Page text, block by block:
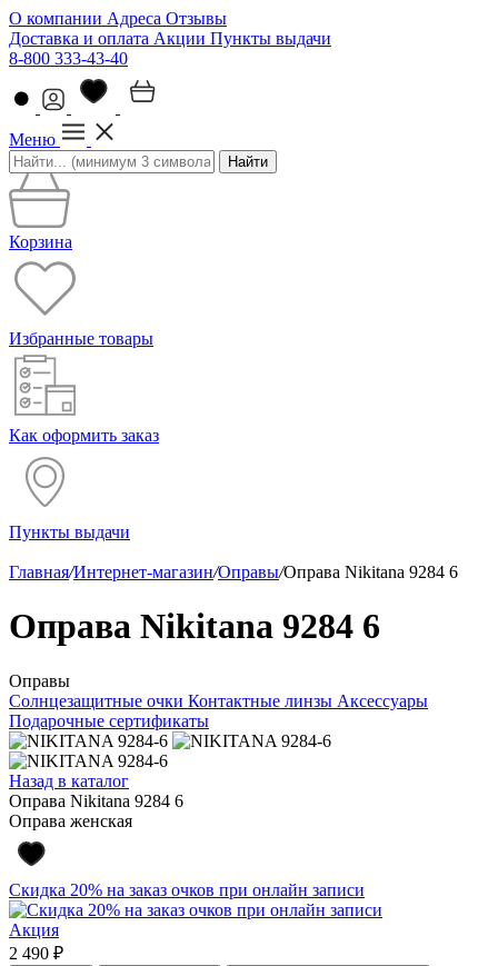
О компании Адреса Отзывы
Доставка и оплата Акции Пункты выдачи
8-800 333-43-40
Меню
Найти
Корзина
Избранные товары
Как оформить заказ
Пункты выдачи
Главная/Интернет-магазин/Оправы/Оправа Nikitana 9284 6
Оправа Nikitana 9284 6
Оправы
Солнцезащитные очки Контактные линзы Аксессуары
Подарочные сертификаты
Назад в каталог
Оправа Nikitana 9284 6
Оправа женская
Скидка 20% на заказ очков при онлайн записи
Акция
2 490 ₽